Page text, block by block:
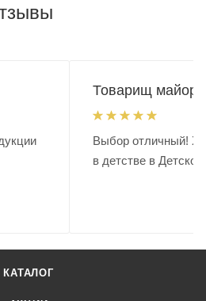
Товарищ майор.
Выбор отличный!
в детстве в
КАТАЛОГ